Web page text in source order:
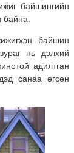
байшингийн
байшин
нь дэлхий
адилтган
санаа өгсөн